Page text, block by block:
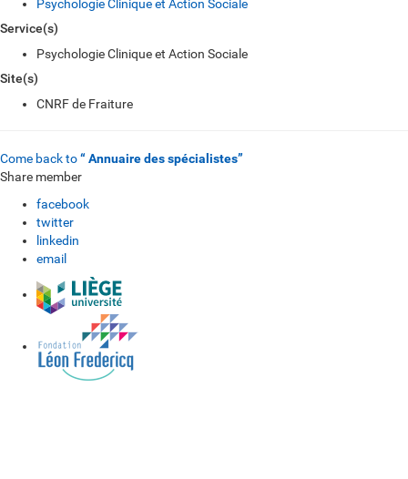
Psychologie Clinique et Action Sociale
Service(s)
Psychologie Clinique et Action Sociale
Site(s)
CNRF de Fraiture
Come back to“ Annuaire des spécialistes”
Share member
facebook
twitter
linkedin
email